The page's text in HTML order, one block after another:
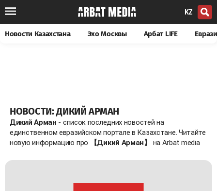
KZ
Новости Казахстана Эхо Москвы Арбат LIFE
НОВОСТИ: ДИКИЙ АРМАН
Дикий Арман - список последних новостей на
единственном евразийском портале в Казахстане. Читайте
новую информацию про
【Дикий Арман】 на Arbat media